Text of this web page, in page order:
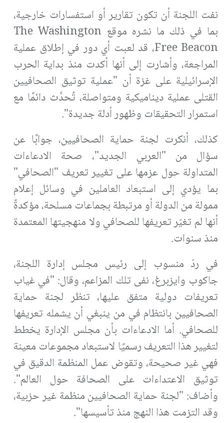
نفت اللجنة أن تكون تقارير أو استفسارات خارجية،
بما في ذلك ما نشره موقع The Washington
Free Beacon، قد لعبت أي دور في إطلاق عملية
المراجعة، وأشارت إلى أنها أكدت منذ بداية الحرب
الإسرائيلية على غزة أن "عملية توثيق الصحافيين
القتلى عملية ديناميكية ومتواصلة، تُحدَّث دائمًا مع
استمرار التحقيقات وظهور أدلة جديدة".
كذلك، أنكرت لجنة حماية الصحافيين، جوابًا عن
سؤال من "العربي الجديد"، صحة الادعاءات
المتداولة حول عزمها على تغيير تعريف "الصحافي"
بما يؤدي إلى استبعاد العاملين في وسائل إعلام
ممولة من الدولة أو مرتبطة بجماعات مسلحة، مؤكدةً
أنها لم تغيّر تعريفها للصحافي ولا منهجيتها المعتمدة
منذ سنوات.
في ردّ منسوب إلى رئيس مجلس إدارة اللجنة،
جاكوب وايزبرغ، نفى تلك المزاعم، وقال: "في غياب
تعريفات دولية متفق عليها، تنظر لجنة حماية
الصحافيين بانتظام في من ينبغي أن يشمله تعريفها
للصحافي. أما الادعاءات بأن مجلس الإدارة يخطط
لتغيير هذا التعريف رسميًا لاستبعاد مجموعات معينة
فهي غير صحيحة، وتقوض عمل المنظمة الدقيق في
توثيق الاعتداءات على الصحافة حول العالم".
وأضاف: "لجنة حماية الصحافيين منظمة غير حزبية،
وقد التزمت هذا النهج منذ تأسيسها".